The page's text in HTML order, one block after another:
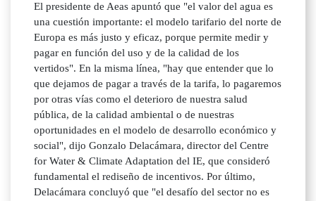
El presidente de Aeas apuntó que "el valor del agua es
una cuestión importante: el modelo tarifario del norte de
Europa es más justo y eficaz, porque permite medir y
pagar en función del uso y de la calidad de los
vertidos". En la misma línea, "hay que entender que lo
que dejamos de pagar a través de la tarifa, lo pagaremos
por otras vías como el deterioro de nuestra salud
pública, de la calidad ambiental o de nuestras
oportunidades en el modelo de desarrollo económico y
social", dijo Gonzalo Delacámara, director del Centre
for Water & Climate Adaptation del IE, que consideró
fundamental el rediseño de incentivos. Por último,
Delacámara concluyó que "el desafío del sector no es